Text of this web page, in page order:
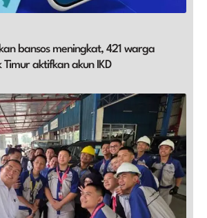
bansos meningkat, 421 warga
Timur aktifkan akun IKD